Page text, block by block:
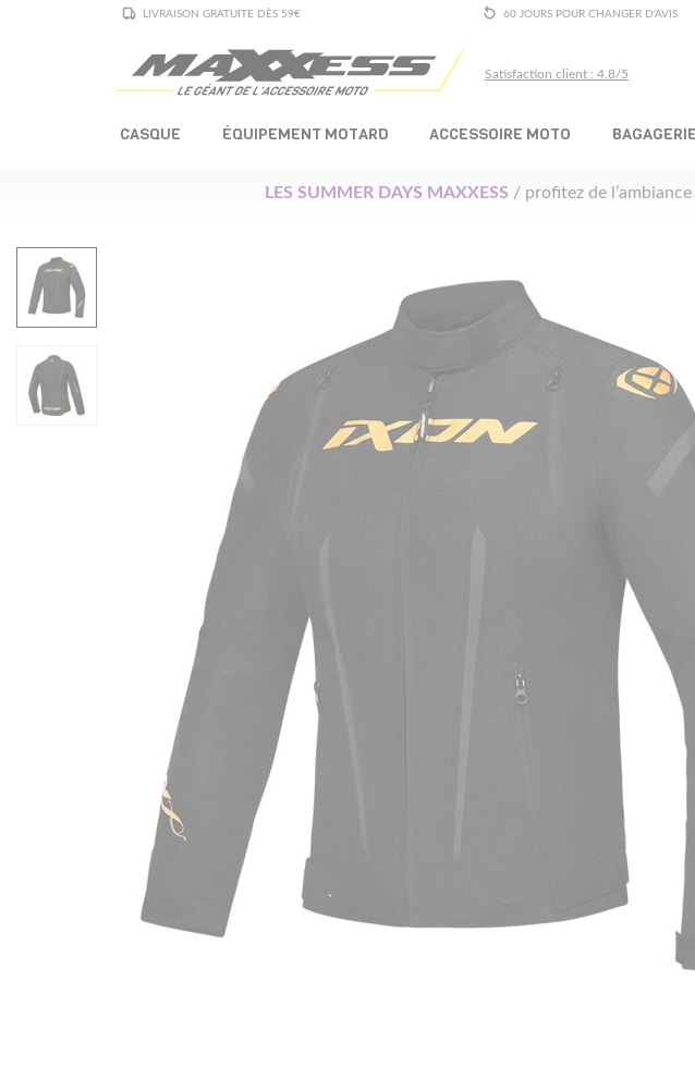
LIVRAISON GRATUITE DÈS 59€ 60 JOURS POUR CHANGER D'AVIS
Satisfaction client : 4.8/5
CASQUE ÉQUIPEMENT MOTARD ACCESSOIRE MOTO BAGAGERIE
LES SUMMER DAYS MAXXESS / profitez de